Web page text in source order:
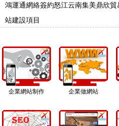
信部和云南
用型所有配
鴻運通網絡簽約怒江云南集美鼎欣貿
站建設項目
企業網站制作 企業做網站